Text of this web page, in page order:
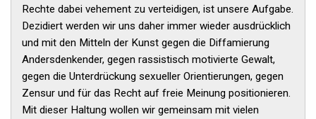
Rechte dabei vehement zu verteidigen, ist unsere Aufgabe.
Dezidiert werden wir uns daher immer wieder ausdrücklich
und mit den Mitteln der Kunst gegen die Diffamierung
Andersdenkender, gegen rassistisch motivierte Gewalt,
gegen die Unterdrückung sexueller Orientierungen, gegen
Zensur und für das Recht auf freie Meinung positionieren.
Mit dieser Haltung wollen wir gemeinsam mit vielen